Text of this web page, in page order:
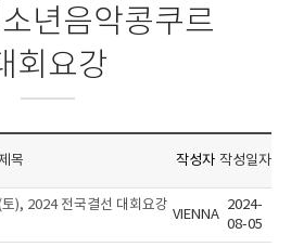
년음악콩쿠르
회요강
목 작성자 작성일자
), 2024 전국결선 대회요강
VIENNA
2024-
08-05